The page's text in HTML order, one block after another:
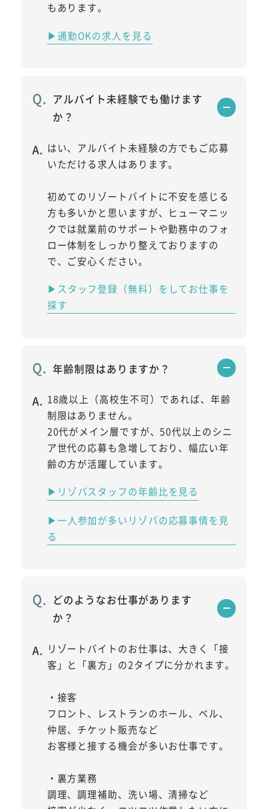
もあります。
▶通勤OKの求人を見る
アルバイト未経験でも働けます
か？
はい、アルバイト未経験の方でもご応募
いただける求人はあります。
初めてのリゾートバイトに不安を感じる
方も多いかと思いますが、ヒューマニッ
クでは就業前のサポートや勤務中のフォ
ロー体制をしっかり整えておりますの
で、ご安心ください。
▶スタッフ登録（無料）をしてお仕事を
探す
年齢制限はありますか？
18歳以上（高校生不可）であれば、年齢
制限はありません。
20代がメイン層ですが、50代以上のシニ
ア世代の応募も急増しており、幅広い年
齢の方が活躍しています。
▶リゾバスタッフの年齢比を見る
▶一人参加が多いリゾバの応募事情を見
る
どのようなお仕事があります
か？
リゾートバイトのお仕事は、大きく「接
客」と「裏方」の2タイプに分かれます。
・接客
フロント、レストランのホール、ベル、
仲居、チケット販売など
お客様と接する機会が多いお仕事です。
・裏方業務
調理、調理補助、洗い場、清掃など